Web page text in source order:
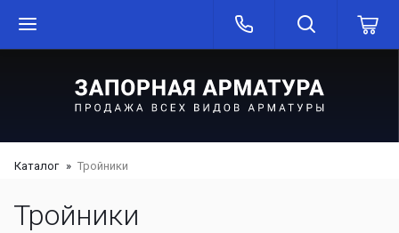
Каталог Тройники
Тройники